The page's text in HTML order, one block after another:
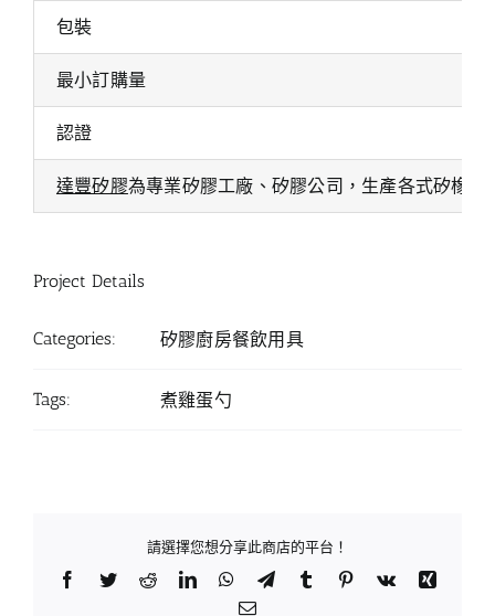
包裝
最小訂購量
認證
達豐矽膠為專業矽膠工廠、矽膠公司，生產各式矽橡
Project Details
Categories: 矽膠廚房餐飲用具
Tags: 煮雞蛋勺
請選擇您想分享此商店的平台！
Facebook
TwitterRedditLinkedInWhatsApp
TelegramTumblr Pinterest
Vk
Xing
Email: